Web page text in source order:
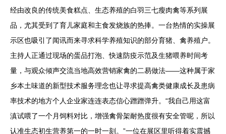
经由改良的传统美食糕点、生态养殖的白羽三七瘦肉禽等系列展
品，尤其受到了育儿家庭和主食发烧族的热捧。一台热情的实操展
示区也吸引了闻讯而来寻求科学养殖知识的部分育猪、禽养殖户。
主持人正通过现场的蛋品打泡、快速防疫示范及生猪喂养时间考
量，与观众倾声交流当地高效营销家禽的二易做法——这种属于家
乡本土味道的新型技术服务理念也让寻求提高禽类健康成长及患病
率技术的地方个人企业家连连表态信心蹭蹭弹升。“我自己用这富
滇试喂了一个月饲料对比，增强禽骨架耐热度很有安全管呢，所以
认准生态初生营养第一的一时一刻。”一位在展区里听得着实震撼